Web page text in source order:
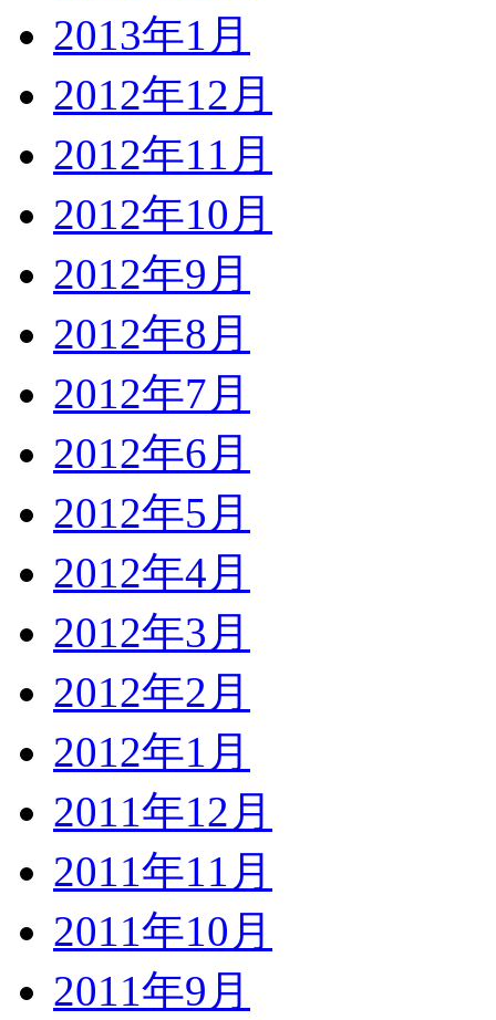
2013年1月
2012年12月
2012年11月
2012年10月
2012年9月
2012年8月
2012年7月
2012年6月
2012年5月
2012年4月
2012年3月
2012年2月
2012年1月
2011年12月
2011年11月
2011年10月
2011年9月